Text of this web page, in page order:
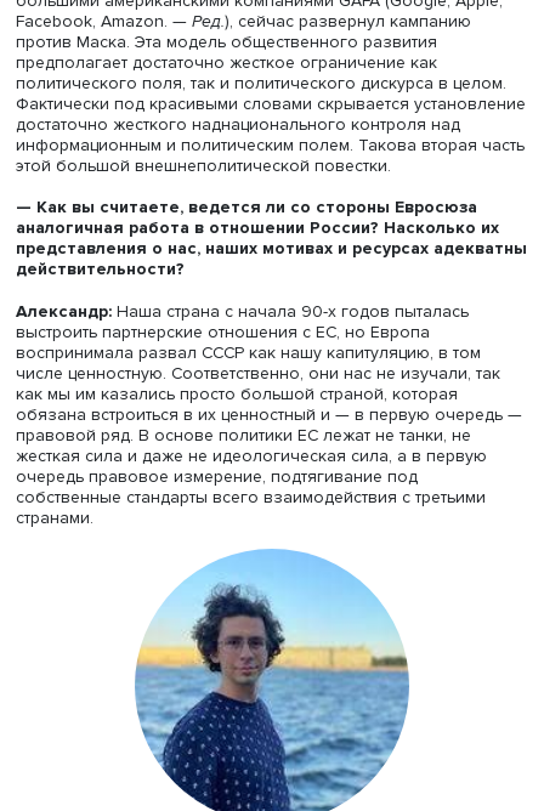
рядом способов, начиная от системного озеленения
и заканчивая регулированием парниковых выбросов.
программа, которую в ЕС реализуют и навязывают
политику ESG, через программы взаимодействия по
технологическому переходу различным странам
регионов мира, — это довольно идеологизированная
история.
Александр Наджаров:Есть некий пакет ценностей,
продвигается именно на внешнеполитическом уровне.
мы говорим про ЕС, то все укладывается в единую
названием resilience и sustainability. Самое важное
западных обществ, чтобы они становились
перед новыми вызовами, информационно-
и информационно-политическими. Под этим словом
зачистка их несистемной внутренней оппозиции; б)
установление контроля над их же информационным
Под эгидой resilience Европейский союз ведет борьбу с
большими американскими компаниями GAFA (Google,
Facebook, Amazon. — ), сейчас развернул кампанию
предполагает достаточно жесткое ограничение как
политического поля, так и политического дискурса в
Фактически под красивыми словами скрывается
достаточно жесткого наднационального контроля над
информационным и политическим полем. Такова
этой большой внешнеполитической повестки.
— Как вы считаете, ведется ли со стороны
аналогичная работа в отношении России?
представления о нас, наших мотивах и ресурсах
действительности?